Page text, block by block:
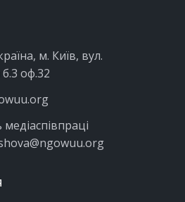
м. Київ, вул.
оф.32